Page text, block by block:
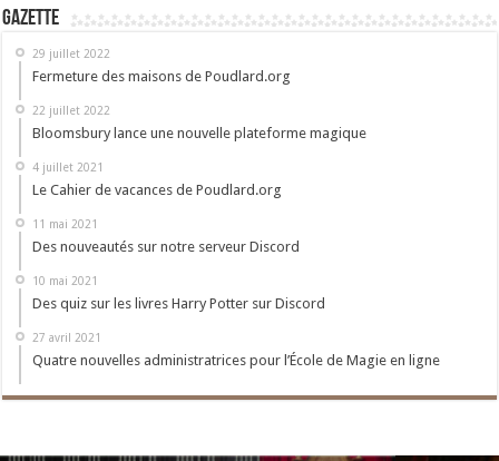
Gazette
29 juillet 2022
Fermeture des maisons de Poudlard.org
22 juillet 2022
Bloomsbury lance une nouvelle plateforme magique
4 juillet 2021
Le Cahier de vacances de Poudlard.org
11 mai 2021
Des nouveautés sur notre serveur Discord
10 mai 2021
Des quiz sur les livres Harry Potter sur Discord
27 avril 2021
Quatre nouvelles administratrices pour l’École de Magie en ligne